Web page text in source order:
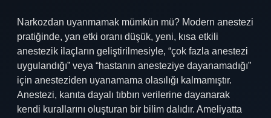
Narkozdan uyanmamak mümkün mü? Modern anestezi
pratiğinde, yan etki oranı düşük, yeni, kısa etkili
anestezik ilaçların geliştirilmesiyle, “çok fazla anestezi
uygulandığı” veya “hastanın anesteziye dayanamadığı”
için anesteziden uyanamama olasılığı kalmamıştır.
Anestezi, kanıta dayalı tıbbın verilerine dayanarak
kendi kurallarını oluşturan bir bilim dalıdır. Ameliyatta